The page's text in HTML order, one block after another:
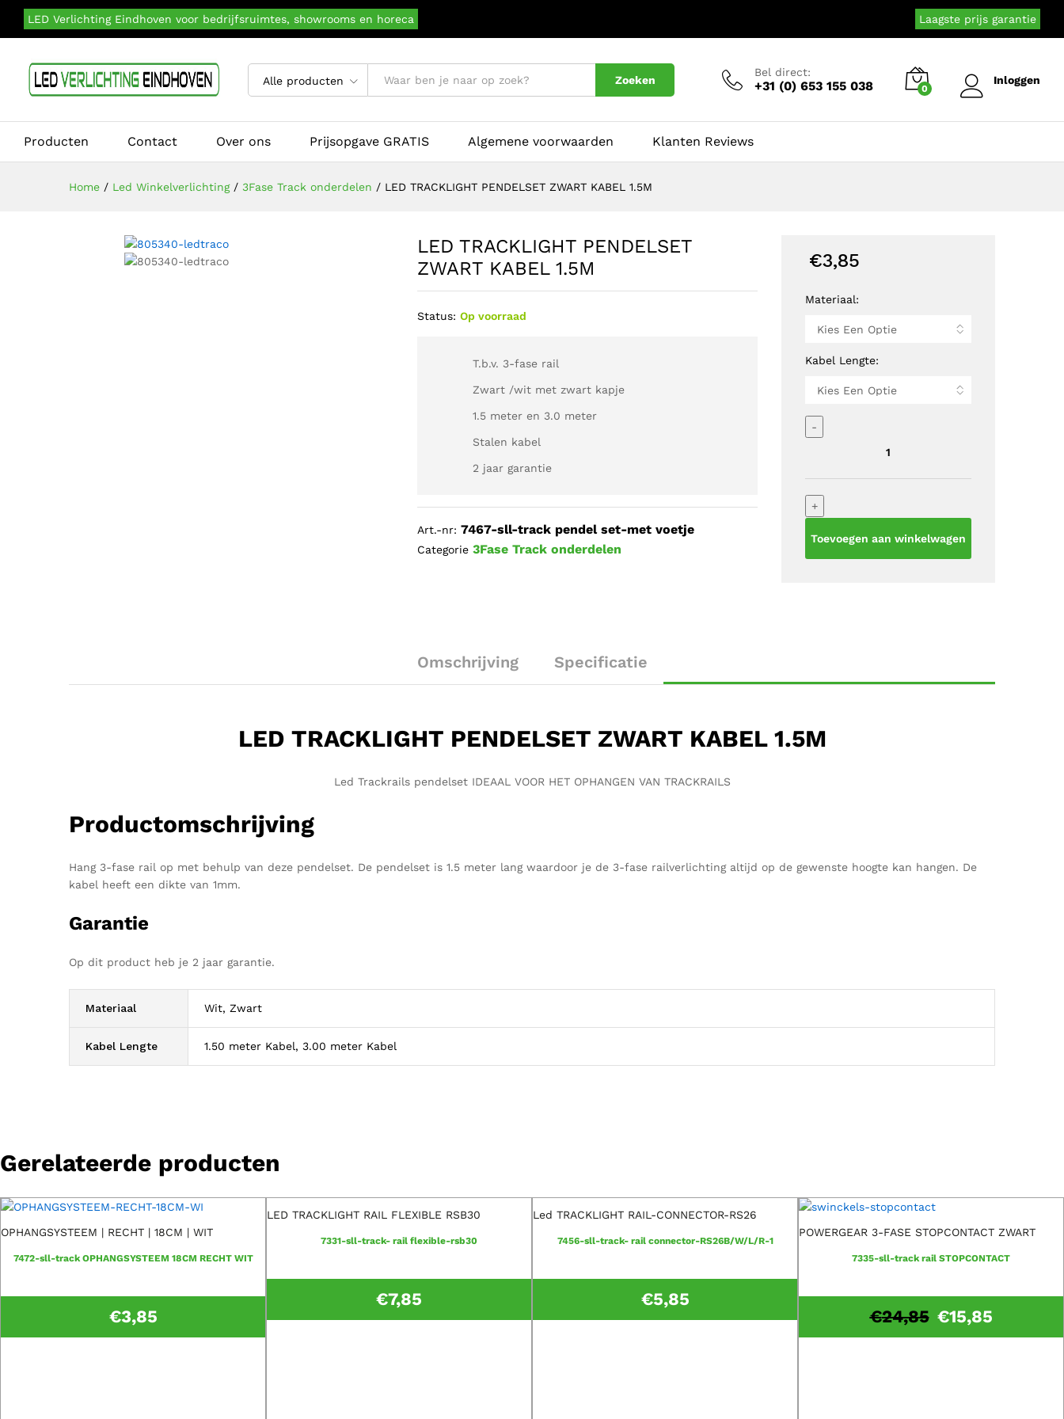
LED Verlichting Eindhoven voor bedrijfsruimtes, showrooms en horeca Laagste prijs garantie
Alle producten Zoeken
Bel direct:
+31 (0) 653 155 038 0
Inloggen
Producten Contact Over ons Prijsopgave GRATIS Algemene voorwaarden Klanten Reviews
Home / Led Winkelverlichting / 3Fase Track onderdelen / LED TRACKLIGHT PENDELSET ZWART KABEL 1.5M
LED TRACKLIGHT PENDELSET
ZWART KABEL 1.5M
Status: Op voorraad
T.b.v. 3-fase rail
Zwart /wit met zwart kapje
1.5 meter en 3.0 meter
Stalen kabel
2 jaar garantie
Art.-nr: 7467-sll-track pendel set-met voetje
Categorie 3Fase Track onderdelen
€3,85
Materiaal:
Kabel Lengte:
TRACKLIGHT
ZWART
KABEL
1.5M
-
+
Toevoegen aan winkelwagen
Omschrijving Specificatie
LED TRACKLIGHT PENDELSET ZWART KABEL 1.5M
Led Trackrails pendelset IDEAAL VOOR HET OPHANGEN VAN TRACKRAILS
Productomschrijving
Hang 3-fase rail op met behulp van deze pendelset. De pendelset is 1.5 meter lang waardoor je de 3-fase railverlichting altijd op de gewenste hoogte kan hangen. De
kabel heeft een dikte van 1mm.
Garantie
Op dit product heb je 2 jaar garantie.
Materiaal Wit, Zwart
Kabel Lengte 1.50 meter Kabel, 3.00 meter Kabel
Gerelateerde producten
OPHANGSYSTEEM | RECHT | 18CM | WIT
7472-sll-track OPHANGSYSTEEM 18CM RECHT WIT
€3,85
LED TRACKLIGHT RAIL FLEXIBLE RSB30
7331-sll-track- rail flexible-rsb30
€7,85
Led TRACKLIGHT RAIL-CONNECTOR-RS26
7456-sll-track- rail connector-RS26B/W/L/R-1
€5,85
POWERGEAR 3-FASE STOPCONTACT ZWART
7335-sll-track rail STOPCONTACT
€15,85
€24,85